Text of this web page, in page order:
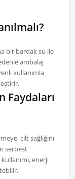
bir bardak su ile
ambalaj
kullanımla
Faydaları
cilt sağlığını
serbest
enerji